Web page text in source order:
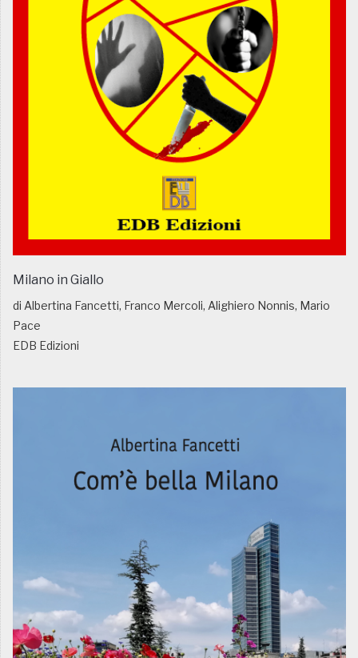
Milano in Giallo
di Albertina Fancetti, Franco Mercoli, Alighiero Nonnis, Mario
Pace
EDB Edizioni